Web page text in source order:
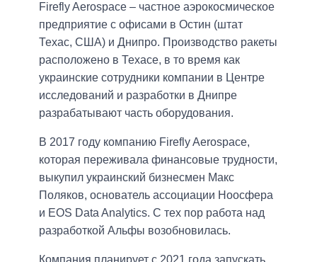
Firefly Aerospace – частное аэрокосмическое
предприятие с офисами в Остин (штат
Техас, США) и Днипро. Производство ракеты
расположено в Техасе, в то время как
украинские сотрудники компании в Центре
исследований и разработки в Днипре
разрабатывают часть оборудования.
В 2017 году компанию Firefly Aerospace,
которая переживала финансовые трудности,
выкупил украинский бизнесмен Макс
Поляков, основатель ассоциации Ноосфера
и EOS Data Analytics. С тех пор работа над
разработкой Альфы возобновилась.
Компания планирует с 2021 года запускать